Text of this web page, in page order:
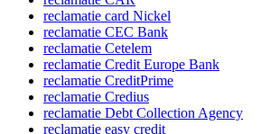
reclamatie card Nickel
reclamatie CEC Bank
reclamatie Cetelem
reclamatie Credit Europe Bank
reclamatie CreditPrime
reclamatie Credius
reclamatie Debt Collection Agency
reclamatie easy credit